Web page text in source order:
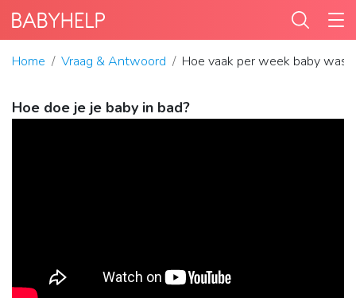
Home Vraag & Antwoord Hoe vaak per week baby
Hoe doe je je baby in bad?